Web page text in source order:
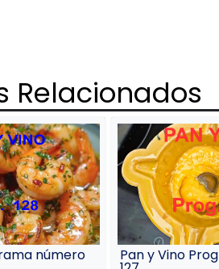
Relacionados
número Pan y Vino